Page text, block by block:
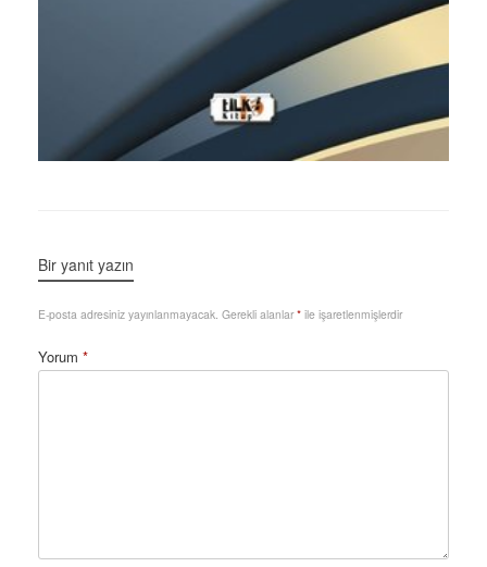
Bir yanıt yazın
E-posta adresiniz yayınlanmayacak. Gerekli alanlar* ile işaretlenmişlerdir
Yorum *